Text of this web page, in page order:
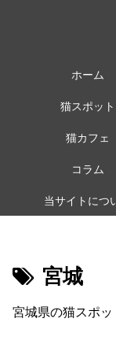
ホーム
猫スポット
猫カフェ
コラム
当サイトにつ
宮城
宮城県の猫スポ